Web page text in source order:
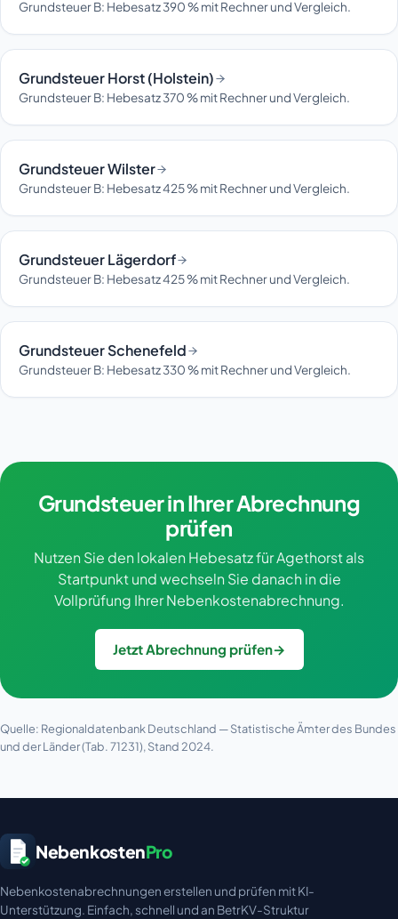
Grundsteuer B: Hebesatz 390 % mit Rechner und Vergleich.
Grundsteuer Horst (Holstein)
Grundsteuer B: Hebesatz 370 % mit Rechner und Vergleich.
Grundsteuer Wilster
Grundsteuer B: Hebesatz 425 % mit Rechner und Vergleich.
Grundsteuer Lägerdorf
Grundsteuer B: Hebesatz 425 % mit Rechner und Vergleich.
Grundsteuer Schenefeld
Grundsteuer B: Hebesatz 330 % mit Rechner und Vergleich.
Grundsteuer in Ihrer Abrechnung
prüfen
Nutzen Sie den lokalen Hebesatz für Agethorst als
Startpunkt und wechseln Sie danach in die
Vollprüfung Ihrer Nebenkostenabrechnung.
Jetzt Abrechnung prüfen→
Quelle: Regionaldatenbank Deutschland — Statistische Ämter des Bundes
und der Länder (Tab. 71231), Stand 2024.
NebenkostenPro
Nebenkostenabrechnungen erstellen und prüfen mit KI-
Unterstützung. Einfach, schnell und an BetrKV-Struktur